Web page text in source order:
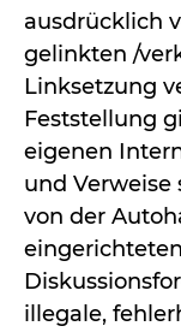
ausdrücklich
gelinkten /
Linksetzung
Feststellung
eigenen
und
von der
illegale,